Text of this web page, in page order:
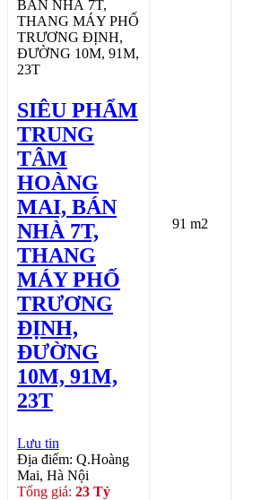
SIÊU PHẨM
TRUNG
TÂM
HOÀNG
MAI, BÁN
NHÀ 7T,
THANG
MÁY PHỐ
TRƯƠNG
ĐỊNH,
ĐƯỜNG
10M, 91M,
23T
Lưu tin
Địa điểm: Q.Hoàng
Mai, Hà Nội
Tổng giá: 23 Tỷ
91 m2